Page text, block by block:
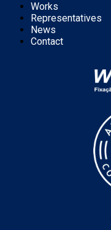
Works
Representatives
News
Contact